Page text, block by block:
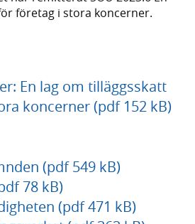
företag i stora koncerner.
En lag om tilläggsskatt
koncerner (pdf 152 kB)
(pdf 549 kB)
78 kB)
(pdf 471 kB)